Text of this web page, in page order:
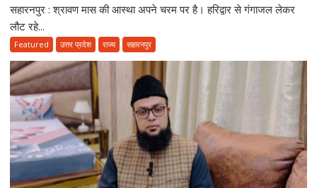
12
नप
डीजे
की
हाइट,
सड़क
पर
सहारनपुर : श्रावण मास की आस्था अपने चरम पर है। हरिद्वार से गंगाजल लेकर
लौट रहे...
Featured उत्तर प्रदेश राज्य सहारनपुर